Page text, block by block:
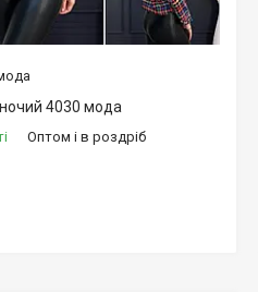
4030 мода
Оптом і в роздріб